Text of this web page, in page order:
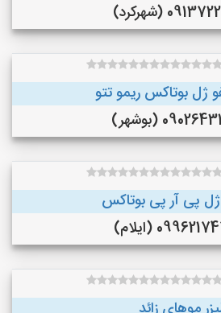
(شهرکرد)
ژل بوتاکس ریمو تتو
(بوشهر)
ژل پی آر پی بوتاکس
(ایلام)